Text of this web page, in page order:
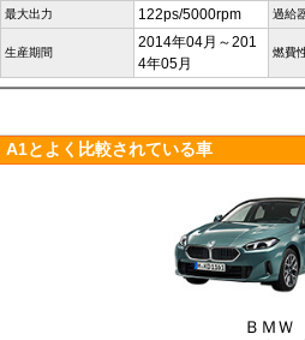
最大出力 122ps/5000rpm 過給
生産期間
2014年04月～201
4年05月
燃費
A1とよく比較されている車
ＢＭＷ